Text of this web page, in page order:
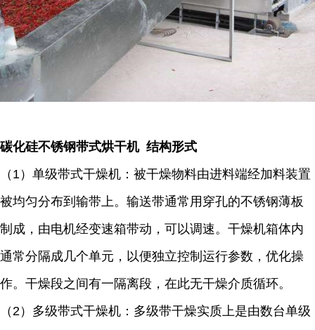
碳化硅不锈钢带式烘干机 结构形式
（1）单级带式干燥机：被干燥物料由进料端经加料装置
被均匀分布到输带上。输送带通常用穿孔的不锈钢薄板
制成，由电机经变速箱带动，可以调速。干燥机箱体内
通常分隔成几个单元，以便独立控制运行参数，优化操
作。干燥段之间有一隔离段，在此无干燥介质循环。
（2）多级带式干燥机：多级带干燥实质上是由数台单级